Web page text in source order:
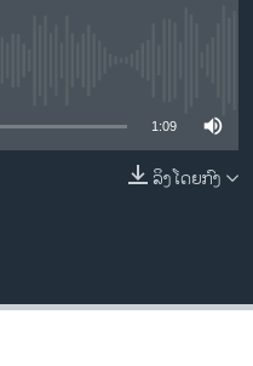
1:09
ລິງໂດຍກົງ